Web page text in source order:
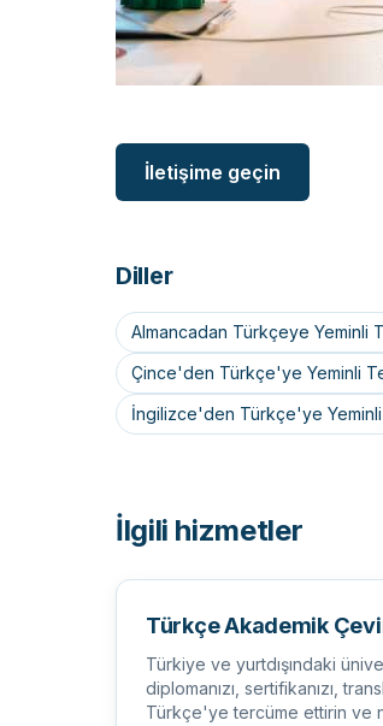
İletişime geçin
Diller
Almancadan Türkçeye Yeminli
Çince'den Türkçe'ye Yeminli
İngilizce'den Türkçe'ye
İlgili hizmetler
Türkçe Akademik
Türkiye ve yurtdışındaki
diplomanızı, sertifikanızı,
Türkçe'ye tercüme ettirin ve